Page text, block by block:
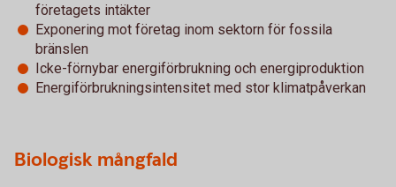
företagets intäkter
Exponering mot företag inom sektorn för fossila
bränslen
Icke-förnybar energiförbrukning och energiproduktion
Energiförbrukningsintensitet med stor klimatpåverkan
Biologisk mångfald